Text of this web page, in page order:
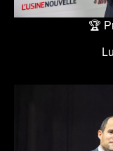
🏆